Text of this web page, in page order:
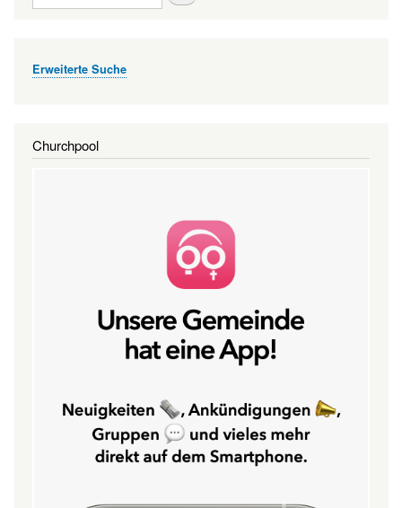
Erweiterte Suche
Churchpool